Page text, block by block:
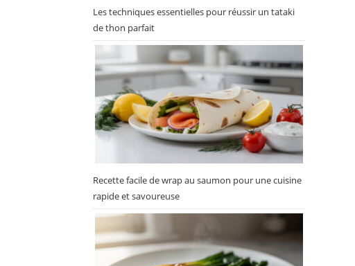
Les techniques essentielles pour réussir un tataki
de thon parfait
Recette facile de wrap au saumon pour une cuisine
rapide et savoureuse